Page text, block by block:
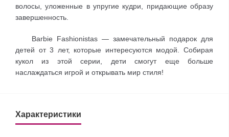
волосы, уложенные в упругие кудри, придающие образу
завершенность.
Barbie Fashionistas — замечательный подарок для
детей от 3 лет, которые интересуются модой. Собирая
кукол из этой серии, дети смогут еще больше
наслаждаться игрой и открывать мир стиля!
Характеристики